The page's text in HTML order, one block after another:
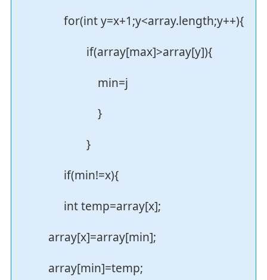
for(int y=x+1;y<array.length;y++){
if(array[max]>array[y]){
min=j
}
}
if(min!=x){
int temp=array[x];
array[x]=array[min];
array[min]=temp;